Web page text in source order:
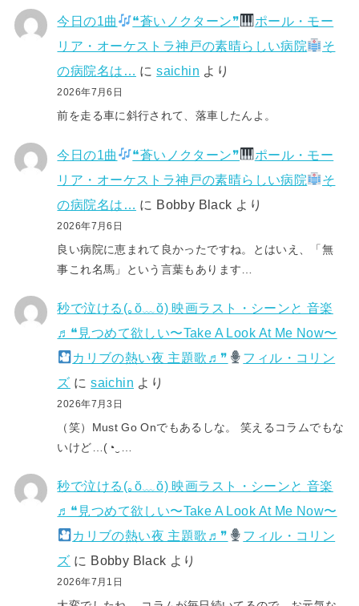
今日の1曲 ❝蒼いノクターン❞
ポール・モー
リア・オーケストラ神戸の素晴らしい病院
そ
の病院名は… にsaichin より
2026年7月6日
前を走る車に斜行されて、落車したんよ。
今日の1曲 ❝蒼いノクターン❞
ポール・モー
リア・オーケストラ神戸の素晴らしい病院
そ
の病院名は…
に Bobby Black より
2026年7月6日
良い病院に恵まれて良かったですね。とはいえ、「無
事これ名馬」という言葉もあります…
秒で泣ける(⁠｡⁠ŏ⁠﹏⁠ŏ⁠) 映画ラスト・シーンと 音楽
♬❝見つめて欲しい〜Take A Look At Me Now〜
カリブの熱い夜 主題歌♬❞
フィル・コリン
ズ にsaichin より
2026年7月3日
（笑）Must Go Onでもあるしな。 笑えるコラムでもな
いけど…(⁠◔⁠‿⁠…
秒で泣ける(⁠｡⁠ŏ⁠﹏⁠ŏ⁠) 映画ラスト・シーンと 音楽
♬❝見つめて欲しい〜Take A Look At Me Now〜
カリブの熱い夜 主題歌♬❞
フィル・コリン
ズ に Bobby Black より
2026年7月1日